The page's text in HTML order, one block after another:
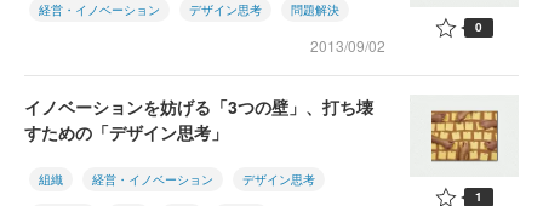
経営・イノベーション デザイン思考 問題解決
2013/09/02
0
イノベーションを妨げる「3つの壁」、打ち壊
すための「デザイン思考」
組織 経営・イノベーション デザイン思考
1